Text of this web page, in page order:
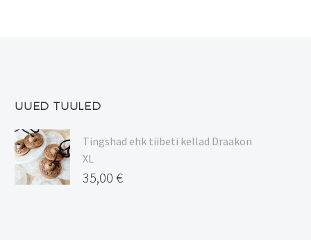
UUED TUULED
Tingshad ehk tiibeti kellad Draakon
XL
35,00 €